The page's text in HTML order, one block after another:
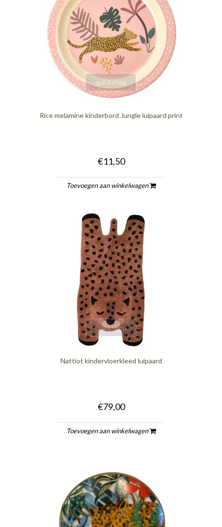
quickshop
Rice melamine kinderbord Jungle luipaard print
€11,50
Toevoegen aan winkelwagen
quickshop
Nattiot kindervloerkleed luipaard
€79,00
Toevoegen aan winkelwagen